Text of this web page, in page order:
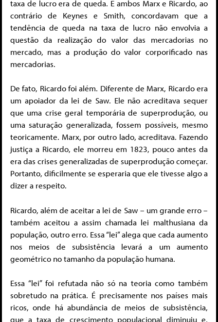
taxa de lucro era de queda. E ambos Marx e Ricardo, ao
contrário de Keynes e Smith, concordavam que a
tendência de queda na taxa de lucro não envolvia a
questão da realização do valor das mercadorias no
mercado, mas a produção do valor corporificado nas
mercadorias.
De fato, Ricardo foi além. Diferente de Marx, Ricardo era
um apoiador da lei de Saw. Ele não acreditava sequer
que uma crise geral temporária de superprodução, ou
uma saturação generalizada, fossem possíveis, mesmo
teoricamente. Marx, por outro lado, acreditava. Fazendo
justiça a Ricardo, ele morreu em 1823, pouco antes da
era das crises generalizadas de superprodução começar.
Portanto, dificilmente se esperaria que ele tivesse algo a
dizer a respeito.
Ricardo, além de aceitar a lei de Saw – um grande erro –
também aceitou a assim chamada lei malthusiana da
população, outro erro. Essa “lei” alega que cada aumento
nos meios de subsistência levará a um aumento
geométrico no tamanho da população humana.
Essa “lei” foi refutada não só na teoria como também
sobretudo na prática. É precisamente nos países mais
ricos, onde há abundância de meios de subsistência,
que a taxa de crescimento populacional diminuiu e,